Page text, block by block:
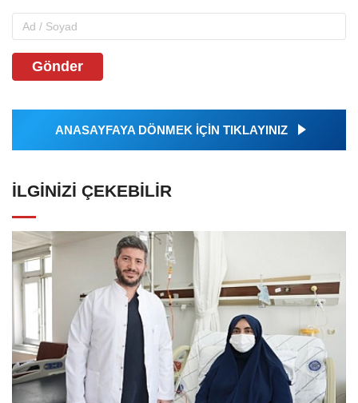
Gönder
ANASAYFAYA DÖNMEK İÇİN TIKLAYINIZ
İLGINIZI ÇEKEBILIR